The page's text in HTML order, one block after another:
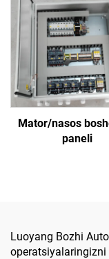
Mator/nasos
paneli
Luoyang Bozhi